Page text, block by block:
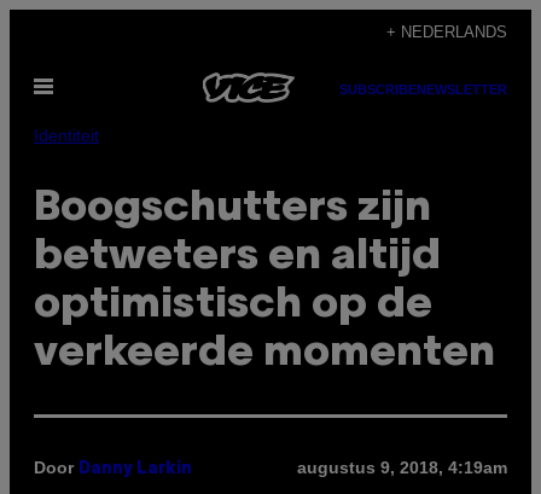
de
inhoud
+ NEDERLANDS
Open
SUBSCRIBENEWSLETTER
Identiteit
Boogschutters zijn
betweters en altijd
optimistisch op de
verkeerde momenten
Door Danny Larkin augustus 9, 2018, 4:19am